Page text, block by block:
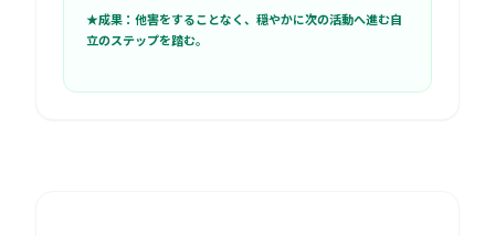
★成果：他害をすることなく、穏やかに次の活動へ進む自
立のステップを踏む。